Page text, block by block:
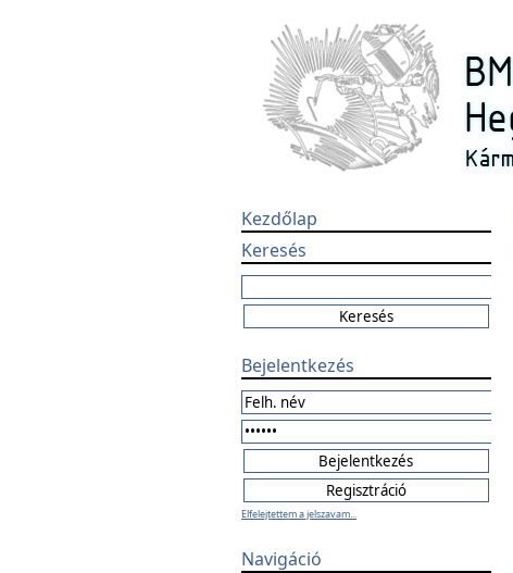
Kezdőlap
Keresés
Bejelentkezés
Elfelejtettem a jelszavam...
Navigáció